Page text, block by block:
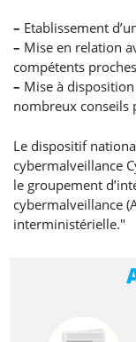
– Etablissement
– Mise en relation
compétents
– Mise à
nombreux conseils
Le dispositif
cybermalveillance
le groupement
cybermalveillance
interministérielle."